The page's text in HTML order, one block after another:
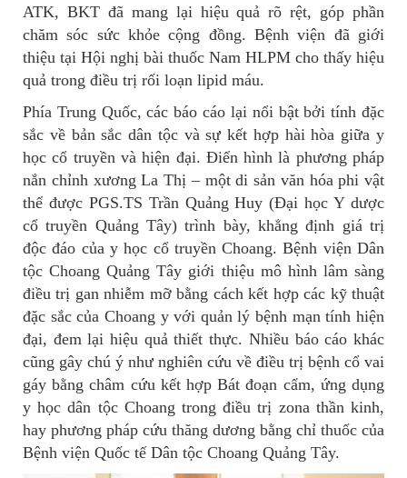
ATK, BKT đã mang lại hiệu quả rõ rệt, góp phần
chăm sóc sức khỏe cộng đồng. Bệnh viện đã giới
thiệu tại Hội nghị bài thuốc Nam HLPM cho thấy hiệu
quả trong điều trị rối loạn lipid máu.
Phía Trung Quốc, các báo cáo lại nổi bật bởi tính đặc
sắc về bản sắc dân tộc và sự kết hợp hài hòa giữa y
học cổ truyền và hiện đại. Điển hình là phương pháp
nắn chỉnh xương La Thị – một di sản văn hóa phi vật
thể được PGS.TS Trần Quảng Huy (Đại học Y dược
cổ truyền Quảng Tây) trình bày, khẳng định giá trị
độc đáo của y học cổ truyền Choang. Bệnh viện Dân
tộc Choang Quảng Tây giới thiệu mô hình lâm sàng
điều trị gan nhiễm mỡ bằng cách kết hợp các kỹ thuật
đặc sắc của Choang y với quản lý bệnh mạn tính hiện
đại, đem lại hiệu quả thiết thực. Nhiều báo cáo khác
cũng gây chú ý như nghiên cứu về điều trị bệnh cổ vai
gáy bằng châm cứu kết hợp Bát đoạn cẩm, ứng dụng
y học dân tộc Choang trong điều trị zona thần kinh,
hay phương pháp cứu thăng dương bằng chỉ thuốc của
Bệnh viện Quốc tế Dân tộc Choang Quảng Tây.